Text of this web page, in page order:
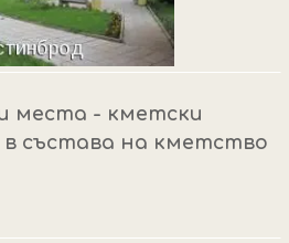
места - кметски
състава на кметство